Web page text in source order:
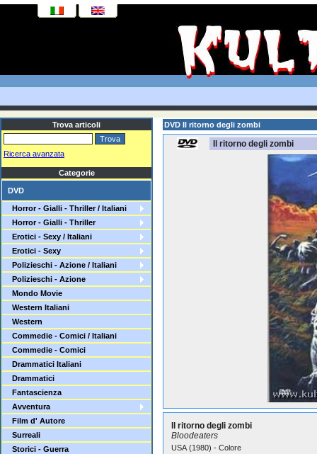
Trova articoli
Ricerca avanzata
Categorie
DVD
Horror - Gialli - Thriller / Italiani
Horror - Gialli - Thriller
Erotici - Sexy / Italiani
Erotici - Sexy
Polizieschi - Azione / Italiani
Polizieschi - Azione
Mondo Movie
Western Italiani
Western
Commedie - Comici / Italiani
Commedie - Comici
Drammatici Italiani
Drammatici
Fantascienza
Avventura
Film d' Autore
Surreali
Storici - Guerra
DVD Il ritorno degli zombi
Il ritorno degli zombi
Il ritorno degli zombi
Bloodeaters
USA (1980) - Colore